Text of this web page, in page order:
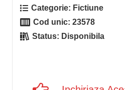
Categorie: Fictiune
Cod unic:23578
Status: Disponibila